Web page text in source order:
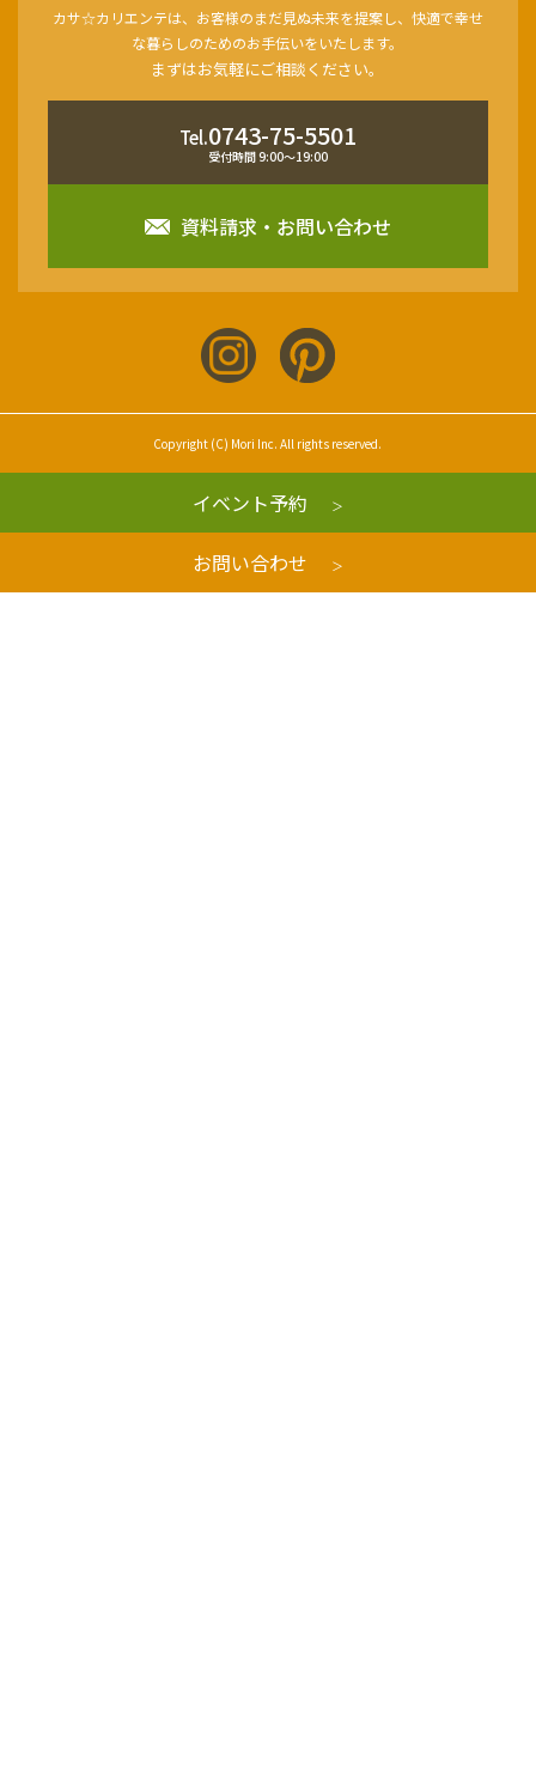
カサ☆カリエンテは、お客様のまだ見ぬ未来を提案し、快適で幸せ
な暮らしのためのお手伝いをいたします。
まずはお気軽にご相談ください。
Tel.0743-75-5501
受付時間 9:00〜19:00
資料請求・お問い合わせ
Copyright (C) Mori Inc. All rights reserved.
イベント予約
お問い合わせ